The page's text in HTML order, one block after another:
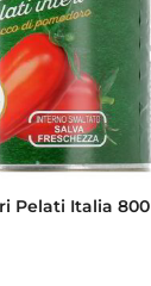
Pelati Italia 800